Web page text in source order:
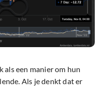
als een manier om hun
Als je denkt dat er